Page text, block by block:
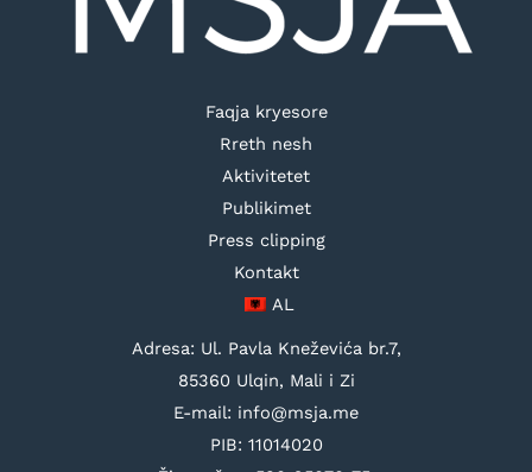
Faqja kryesore
Rreth nesh
Aktivitetet
Publikimet
Press clipping
Kontakt
AL
Adresa: Ul. Pavla Kneževića br.7,
85360 Ulqin, Mali i Zi
E-mail: info@msja.me
PIB: 11014020